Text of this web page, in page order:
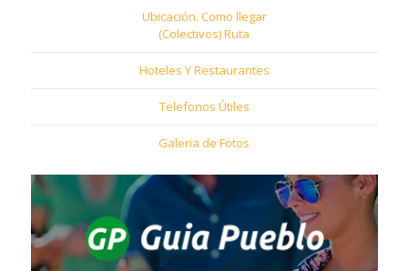
Ubicación. Como llegar
(Colectivos) Ruta
Hoteles Y Restaurantes
Telefonos Útiles
Galeria de Fotos